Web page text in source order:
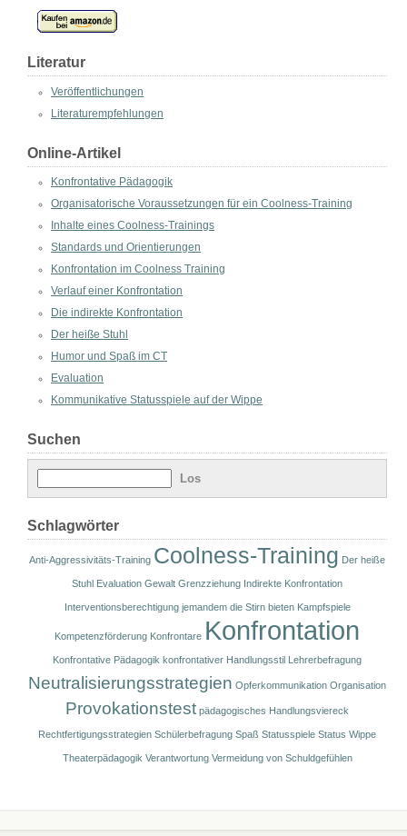
Literatur
Veröffentlichungen
Literaturempfehlungen
Online-Artikel
Konfrontative Pädagogik
Organisatorische Voraussetzungen für ein Coolness-Training
Inhalte eines Coolness-Trainings
Standards und Orientierungen
Konfrontation im Coolness Training
Verlauf einer Konfrontation
Die indirekte Konfrontation
Der heiße Stuhl
Humor und Spaß im CT
Evaluation
Kommunikative Statusspiele auf der Wippe
Suchen
Schlagwörter
Anti-Aggressivitäts-Training Coolness-Training Der heiße
Stuhl Evaluation Gewalt Grenzziehung Indirekte Konfrontation
Interventionsberechtigung jemandem die Stirn bieten Kampfspiele
Kompetenzförderung Konfrontare Konfrontation
Konfrontative Pädagogik konfrontativer Handlungsstil Lehrerbefragung
Neutralisierungsstrategien Opferkommunikation Organisation
Provokationstest pädagogisches Handlungsviereck
Rechtfertigungsstrategien Schülerbefragung Spaß Statusspiele Status Wippe
Theaterpädagogik Verantwortung Vermeidung von Schuldgefühlen